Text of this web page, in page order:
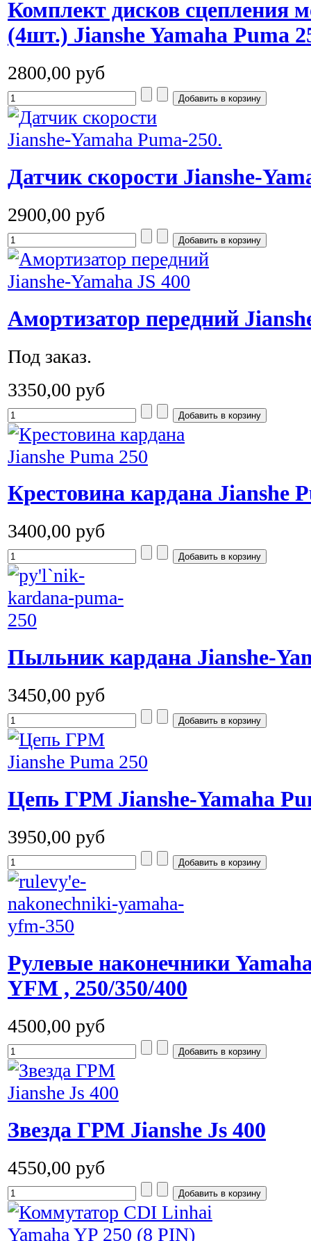
Комплект дисков сцепления
(4шт.) Jianshe Yamaha Puma
2800,00 руб
Датчик скорости Jianshe-
2900,00 руб
Амортизатор передний
Под заказ.
3350,00 руб
Крестовина кардана Jianshe
3400,00 руб
Пыльник кардана Jianshe-
3450,00 руб
Цепь ГРМ Jianshe-Yamaha
3950,00 руб
Рулевые наконечники
YFM , 250/350/400
4500,00 руб
Звезда ГРМ Jianshe Js 400
4550,00 руб